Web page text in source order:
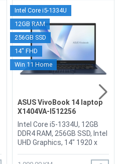
Intel Core i5-1334U
12GB RAM
256GB SSD
14" FHD
Win 11 Home
ASUS VivoBook 14 laptop
X1404VA-I512256
Intel Core i5-1334U, 12GB
DDR4 RAM, 256GB SSD, Intel
UHD Graphics, 14" 1920 x
720p HD camera With